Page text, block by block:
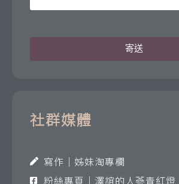
寄送
社群媒體
寫作｜姊妹淘專欄
粉絲專頁｜澤誼的人蔘青紅燈